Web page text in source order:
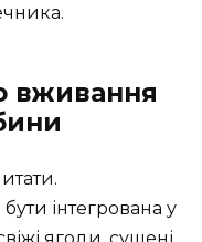
вживання
інтегрована у